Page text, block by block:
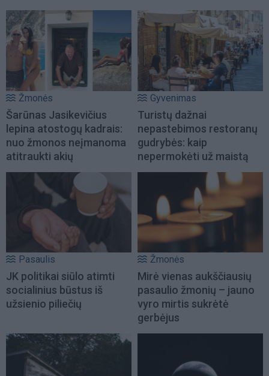
Žmonės
Šarūnas Jasikevičius
lepina atostogų kadrais:
nuo žmonos neįmanoma
atitraukti akių
Gyvenimas
Turistų dažnai
nepastebimos restoranų
gudrybės: kaip
nepermokėti už maistą
Pasaulis
JK politikai siūlo atimti
socialinius būstus iš
užsienio piliečių
Žmonės
Mirė vienas aukščiausių
pasaulio žmonių – jauno
vyro mirtis sukrėtė
gerbėjus